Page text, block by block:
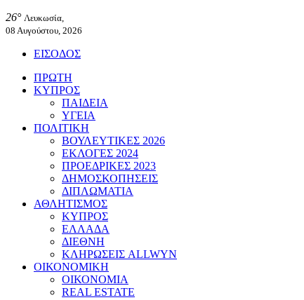
26° Λευκωσία,
08 Αυγούστου, 2026
ΕΙΣΟΔΟΣ
ΠΡΩΤΗ
ΚΥΠΡΟΣ
ΠΑΙΔΕΙΑ
ΥΓΕΙΑ
ΠΟΛΙΤΙΚΗ
ΒΟΥΛΕΥΤΙΚΕΣ 2026
ΕΚΛΟΓΕΣ 2024
ΠΡΟΕΔΡΙΚΕΣ 2023
ΔΗΜΟΣΚΟΠΗΣΕΙΣ
ΔΙΠΛΩΜΑΤΙΑ
ΑΘΛΗΤΙΣΜΟΣ
ΚΥΠΡΟΣ
ΕΛΛΑΔΑ
ΔΙΕΘΝΗ
ΚΛΗΡΩΣΕΙΣ ALLWYN
ΟΙΚΟΝΟΜΙΚΗ
ΟΙΚΟΝΟΜΙΑ
REAL ESTATE